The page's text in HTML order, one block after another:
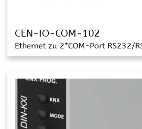
CEN-IO-COM-102
Ethernet zu 2*COM-Port RS232/